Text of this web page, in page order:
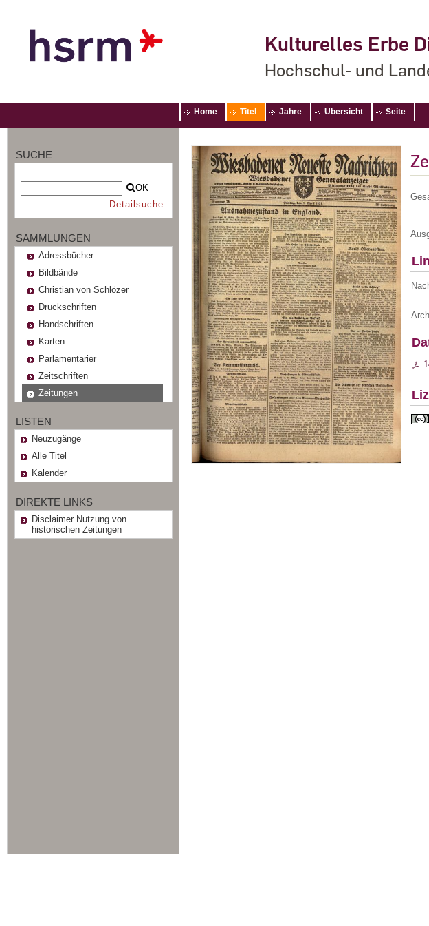
Kulturelles Erbe
Hochschul- und
Home Titel Jahre Übersicht Seite
SUCHE
OK
Detailsuche
SAMMLUNGEN
Adressbücher
Bildbände
Christian von Schlözer
Druckschriften
Handschriften
Karten
Parlamentarier
Zeitschriften
Zeitungen
LISTEN
Neuzugänge
Alle Titel
Kalender
DIREKTE LINKS
Disclaimer Nutzung von
historischen Zeitungen